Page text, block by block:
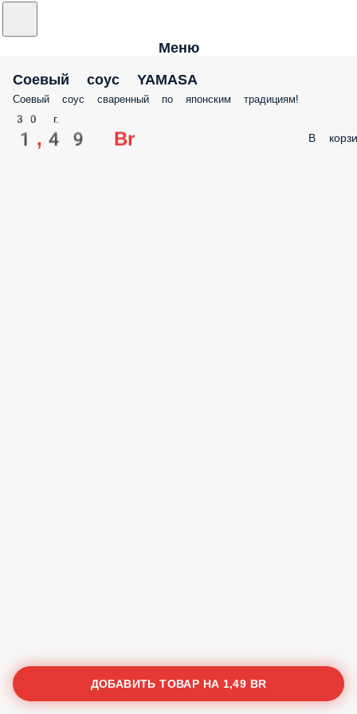
Меню
Соевый соус YAMASA
Соевый соус сваренный по японским традициям!
30 г.
1,49 Br В
ДОБАВИТЬ ТОВАР НА 1,49 BR